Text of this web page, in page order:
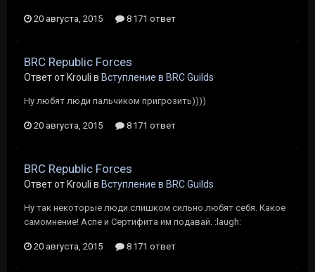
20 августа, 2015 8 171 ответ
BRC Republic Forces
Ответ от Krouli в Вступление в BRC Guilds
Ну любят люди пальчиком пригрозить))))
20 августа, 2015 8 171 ответ
BRC Republic Forces
Ответ от Krouli в Вступление в BRC Guilds
Ну так некоторые люди слишком сильно любят себя. Какое
самомнение! Аспе и Сертифита им подавай. :laugh:
20 августа, 2015 8 171 ответ